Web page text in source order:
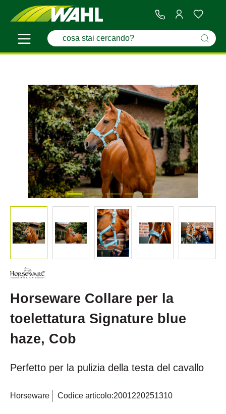
Horseware Collare per la
toelettatura Signature blue
haze, Cob
Perfetto per la pulizia della testa del cavallo
Horseware Codice articolo:2001220251310